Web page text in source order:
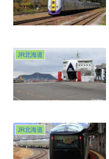
JR北海道
JR北海道